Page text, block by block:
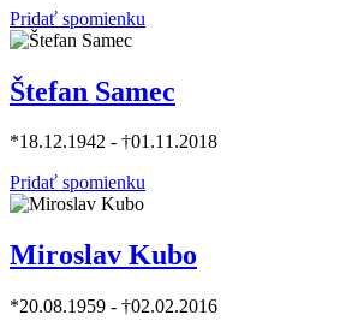
Pridať spomienku
Štefan Samec
*18.12.1942 - †01.11.2018
Pridať spomienku
Miroslav Kubo
*20.08.1959 - †02.02.2016